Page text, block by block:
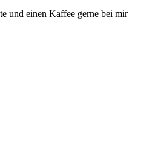
und einen Kaffee gerne bei mir